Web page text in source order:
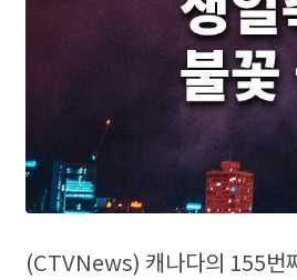
(CTVNews) 캐나다의 155번